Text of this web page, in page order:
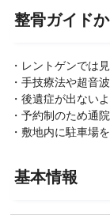
整骨ガイド
・レントゲンでは
・手技療法や超音
・後遺症が出ない
・予約制のため通
・敷地内に駐車場
基本情報